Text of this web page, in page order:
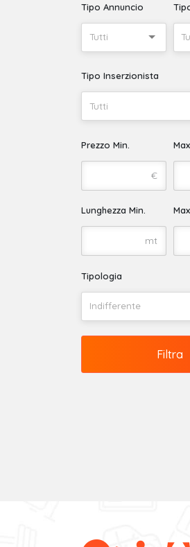
Tipo Annuncio
Tutti
Tipo Inserzionista
Tutti
Prezzo Min.
€
Lunghezza Min.
mt
Tipologia
Indifferente
Filtra